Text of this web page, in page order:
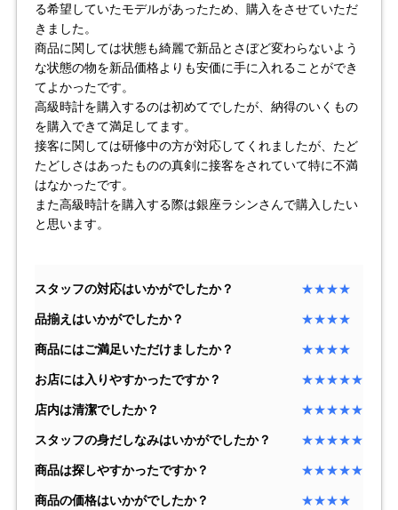
複数条件で商品を絞り込む
詳細検索はこちら
ご利用ガイド
GINZA RASINのプレミアムクオリティについて
送料・お支払方法
よくある質問
ショップサービス
ラッピングサービス
る希望していたモデルがあったため、購入をさせていただ
きました。
商品に関しては状態も綺麗で新品とさぼど変わらないよう
な状態の物を新品価格よりも安価に手に入れることができ
てよかったです。
高級時計を購入するのは初めてでしたが、納得のいくもの
を購入できて満足してます。
接客に関しては研修中の方が対応してくれましたが、たど
たどしさはあったものの真剣に接客をされていて特に不満
はなかったです。
また高級時計を購入する際は銀座ラシンさんで購入したい
と思います。
スタッフの対応はいかがでしたか？ ★★★★
品揃えはいかがでしたか？ ★★★★
商品にはご満足いただけましたか？ ★★★★
お店には入りやすかったですか？ ★★★★★
店内は清潔でしたか？ ★★★★★
スタッフの身だしなみはいかがでしたか？ ★★★★★
商品は探しやすかったですか？ ★★★★★
商品の価格はいかがでしたか？ ★★★★